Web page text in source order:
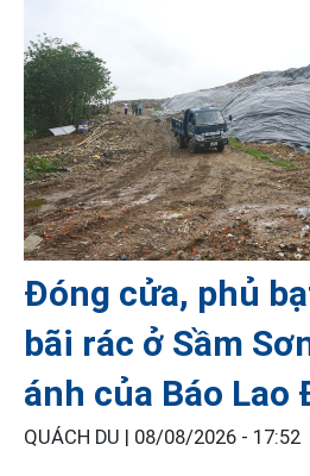
Đóng cửa, phủ
bãi rác ở Sầm
ánh của Báo Lao
QUÁCH DU | 08/08/2026 - 17:52